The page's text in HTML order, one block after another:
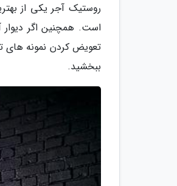
روستیک آجر یکی از
است. همچنین اگر دیوار
تعویض کردن نمونه های
ببخشید.